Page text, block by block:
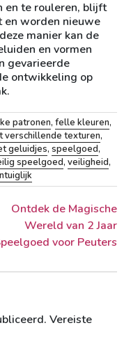
en te rouleren, blijft
en worden nieuwe
manier kan de
en vormen
gevarieerde
ontwikkeling op
patronen, felle kleuren,
verschillende texturen,
geluidjes, speelgoed,
speelgoed, veiligheid,
Ontdek de Magische
Wereld van 2 Jaar
voor Peuters
Vereiste